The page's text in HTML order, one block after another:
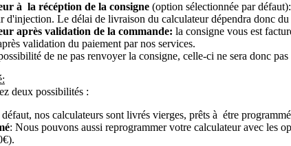
à la récéption de la consigne (option sélectionnée par
d'injection. Le délai de livraison du calculateur dépendra donc
après validation de la commande: la consigne vous est
validation du paiement par nos services.
de ne pas renvoyer la consigne, celle-ci ne sera donc
deux possibilités :
défaut, nos calculateurs sont livrés vierges, prêts à étre
: Nous pouvons aussi reprogrammer votre calculateur avec les